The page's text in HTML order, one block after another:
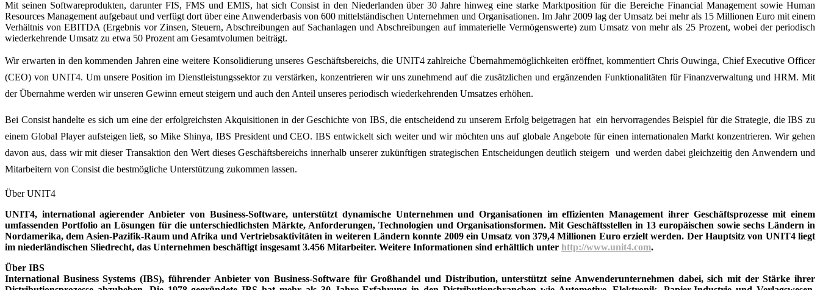
Mit seinen Softwareprodukten, darunter FIS, FMS und EMIS, hat sich Consist in den Niederlanden über 30 Jahre hinweg eine starke Marktposition für die Bereiche Financial Management sowie Human
Resources Management aufgebaut und verfügt dort über eine Anwenderbasis von 600 mittelständischen Unternehmen und Organisationen. Im Jahr 2009 lag der Umsatz bei mehr als 15 Millionen Euro mit einem
Verhältnis von EBITDA (Ergebnis vor Zinsen, Steuern, Abschreibungen auf Sachanlagen und Abschrei­bungen auf immaterielle Vermögenswerte) zum Umsatz von mehr als 25 Prozent, wobei der periodisch
wiederkehrende Umsatz zu etwa 50 Prozent am Gesamtvolumen beiträgt.
Wir erwarten in den kommenden Jahren eine weitere Konsolidierung unseres Geschäftsbereichs, die UNIT4 zahlreiche Übernahmemöglichkeiten eröffnet, kommentiert Chris Ouwinga, Chief Executive Officer
(CEO) von UNIT4. Um unsere Position im Dienstleistungssektor zu verstärken, konzentrieren wir uns zunehmend auf die zusätzlichen und ergänzenden Funktionalitäten für Finanzverwaltung und HRM. Mit
der Übernahme werden wir unseren Gewinn erneut steigern und auch den Anteil unseres periodisch wiederkehrenden Umsatzes erhöhen.
Bei Consist handelte es sich um eine der erfolgreichsten Akquisitionen in der Geschichte von IBS, die entscheidend zu unserem Erfolg beigetragen hat  ein hervor­ragendes Beispiel für die Strategie, die IBS zu
einem Global Player aufsteigen ließ, so Mike Shinya, IBS President und CEO. IBS entwickelt sich weiter und wir möchten uns auf globale Angebote für einen internationalen Markt konzentrieren. Wir gehen
davon aus, dass wir mit dieser Transaktion den Wert dieses Geschäftsbereichs innerhalb unserer zukünftigen strategischen Entscheidungen deutlich steigern  und werden dabei gleich­zeitig den Anwendern und
Mitarbeitern von Consist die bestmögliche Unterstützung zukommen lassen.
Über UNIT4
UNIT4, international agierender Anbieter von Business-Software, unterstützt dynamische Unternehmen und Organisationen im effizienten Management ihrer Geschäftsprozesse mit einem
umfassenden Portfolio an Lösungen für die unterschiedlichsten Märkte, Anforderungen, Technologien und Organisationsformen. Mit Geschäftsstellen in 13 europäischen sowie sechs Ländern in
Nordamerika, dem Asien-Pazifik-Raum und Afrika und Vertriebsaktivitäten in weiteren Ländern konnte 2009 ein Umsatz von 379,4 Millionen Euro erzielt werden. Der Hauptsitz von UNIT4 liegt
im niederländischen Sliedrecht, das Unternehmen beschäftigt insgesamt 3.456 Mitarbeiter. Weitere Informationen sind erhältlich unter http://www.unit4.com.
Über IBS
International Business Systems (IBS), führender Anbieter von Business-Software für Großhandel und Distribution, unterstützt seine Anwenderunternehmen dabei, sich mit der Stärke ihrer